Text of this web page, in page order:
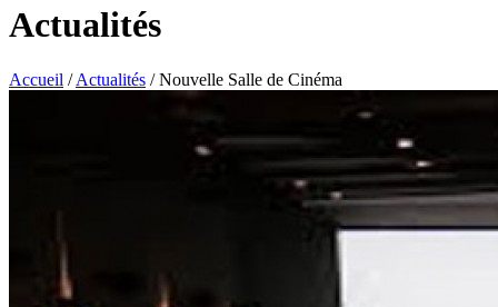
Actualités
Accueil /Actualités /Nouvelle Salle de Cinéma